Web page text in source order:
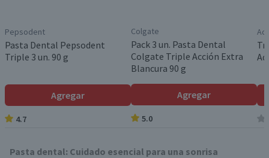
Pepsodent
Pasta Dental Pepsodent
Triple 3 un. 90 g
Agregar
4.7
Colgate
Pack 3 un. Pasta Dental
Colgate Triple Acción Extra
Blancura 90 g
Agregar
5.0
Pasta dental: Cuidado esencial para una sonrisa